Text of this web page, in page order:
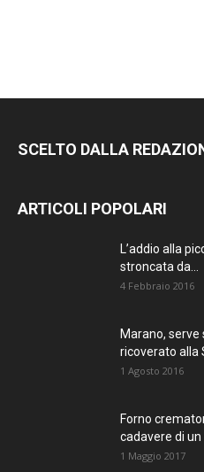
SCELTO DALLA
ARTICOLI POPOLARI
L’addio alla
stroncata da...
4 Febbraio 2016
Marano, serve
ricoverato alla
1 Agosto 2016
Forno
cadavere di un
1 Maggio 2017